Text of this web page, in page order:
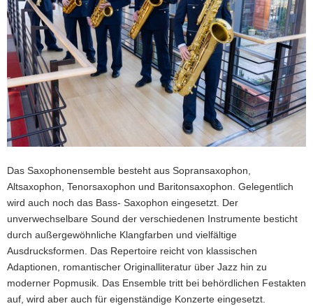
Das Saxophonensemble besteht aus Sopransaxophon,
Altsaxophon, Tenorsaxophon und Baritonsaxophon. Gelegentlich
wird auch noch das Bass- Saxophon eingesetzt. Der
unverwechselbare Sound der verschiedenen Instrumente besticht
durch außergewöhnliche Klangfarben und vielfältige
Ausdrucksformen. Das Repertoire reicht von klassischen
Adaptionen, romantischer Originalliteratur über Jazz hin zu
moderner Popmusik. Das Ensemble tritt bei behördlichen Festakten
auf, wird aber auch für eigenständige Konzerte eingesetzt.